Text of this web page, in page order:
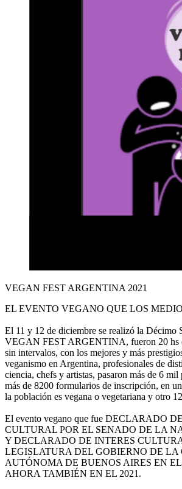
VEGAN FEST ARGENTINA 2021
EL EVENTO VEGANO QUE LOS
El 11 y 12 de diciembre se realizó la Décimo
VEGAN FEST ARGENTINA, fueron 20 hs
sin intervalos, con los mejores y más
veganismo en Argentina, profesionales de
ciencia, chefs y artistas, pasaron más de 6 mil
más de 8200 formularios de inscripción, en
la población es vegana o vegetariana y otro
El evento vegano que fue DECLARADO
CULTURAL POR EL SENADO DE LA
Y DECLARADO DE INTERES
LEGISLATURA DEL GOBIERNO DE LA
AUTÓNOMA DE BUENOS AIRES EN EL
AHORA TAMBIÉN EN EL 2021.